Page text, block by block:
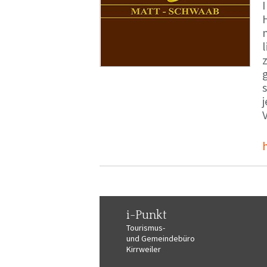
i-Punkt
Tourismus-
und Gemeindebüro
Kirrweiler